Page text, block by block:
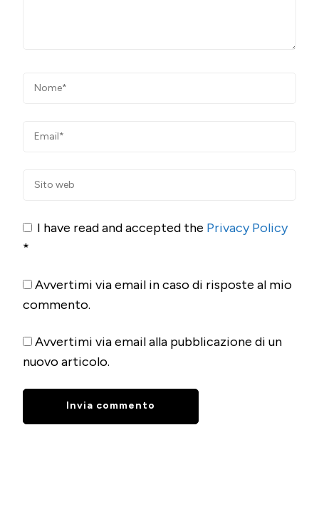
I have read and accepted the Privacy Policy
*
Avvertimi via email in caso di risposte al mio
commento.
Avvertimi via email alla pubblicazione di un
nuovo articolo.